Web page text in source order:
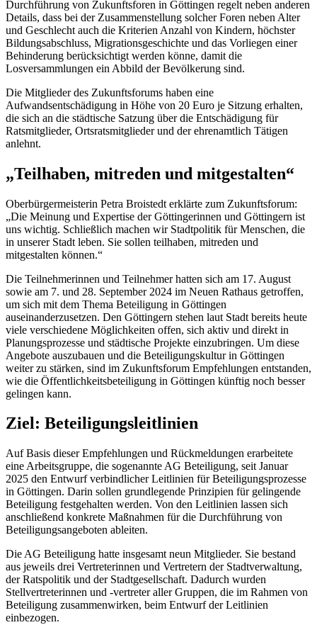
Durchführung von Zukunftsforen in Göttingen regelt neben anderen
Details, dass bei der Zusammenstellung solcher Foren neben Alter
und Geschlecht auch die Kriterien Anzahl von Kindern, höchster
Bildungsabschluss, Migrationsgeschichte und das Vorliegen einer
Behinderung berücksichtigt werden könne, damit die
Losversammlungen ein Abbild der Bevölkerung sind.
Die Mitglieder des Zukunftsforums haben eine
Aufwandsentschädigung in Höhe von 20 Euro je Sitzung erhalten,
die sich an die städtische Satzung über die Entschädigung für
Ratsmitglieder, Ortsratsmitglieder und der ehrenamtlich Tätigen
anlehnt.
„Teilhaben, mitreden und mitgestalten“
Oberbürgermeisterin Petra Broistedt erklärte zum Zukunftsforum:
„Die Meinung und Expertise der Göttingerinnen und Göttingern ist
uns wichtig. Schließlich machen wir Stadtpolitik für Menschen, die
in unserer Stadt leben. Sie sollen teilhaben, mitreden und
mitgestalten können.“
Die Teilnehmerinnen und Teilnehmer hatten sich am 17. August
sowie am 7. und 28. September 2024 im Neuen Rathaus getroffen,
um sich mit dem Thema Beteiligung in Göttingen
auseinanderzusetzen. Den Göttingern stehen laut Stadt bereits heute
viele verschiedene Möglichkeiten offen, sich aktiv und direkt in
Planungsprozesse und städtische Projekte einzubringen. Um diese
Angebote auszubauen und die Beteiligungskultur in Göttingen
weiter zu stärken, sind im Zukunftsforum Empfehlungen entstanden,
wie die Öffentlichkeitsbeteiligung in Göttingen künftig noch besser
gelingen kann.
Ziel: Beteiligungsleitlinien
Auf Basis dieser Empfehlungen und Rückmeldungen erarbeitete
eine Arbeitsgruppe, die sogenannte AG Beteiligung, seit Januar
2025 den Entwurf verbindlicher Leitlinien für Beteiligungsprozesse
in Göttingen. Darin sollen grundlegende Prinzipien für gelingende
Beteiligung festgehalten werden. Von den Leitlinien lassen sich
anschließend konkrete Maßnahmen für die Durchführung von
Beteiligungsangeboten ableiten.
Die AG Beteiligung hatte insgesamt neun Mitglieder. Sie bestand
aus jeweils drei Vertreterinnen und Vertretern der Stadtverwaltung,
der Ratspolitik und der Stadtgesellschaft. Dadurch wurden
Stellvertreterinnen und -vertreter aller Gruppen, die im Rahmen von
Beteiligung zusammenwirken, beim Entwurf der Leitlinien
einbezogen.